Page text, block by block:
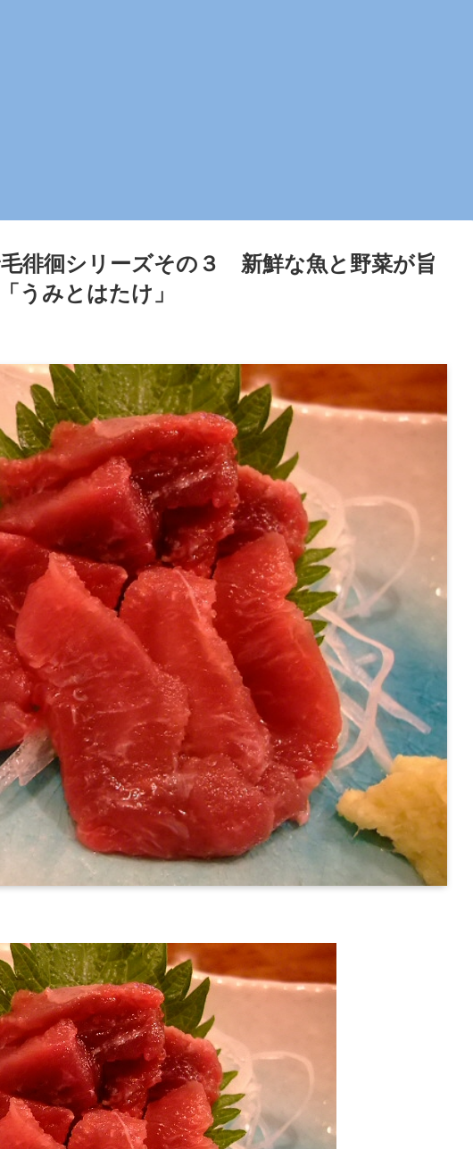
徘徊シリーズその３ 新鮮な魚と野菜が旨
みとはたけ」